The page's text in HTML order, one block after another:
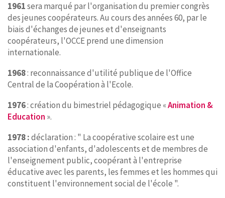
1961sera marqué par l'organisation du premier congrès
des jeunes coopérateurs. Au cours des années 60, par le
biais d'échanges de jeunes et d'enseignants
coopérateurs, l'OCCE prend une dimension
internationale.
1968: reconnaissance d'utilité publique de l'Office
Central de la Coopération à l'Ecole.
1976: création du bimestriel pédagogique «Animation &
Education ».
1978 :déclaration : " La coopérative scolaire est une
association d'enfants, d'adolescents et de membres de
l'enseignement public, coopérant à l'entreprise
éducative avec les parents, les femmes et les hommes qui
constituent l'environnement social de l'école ".